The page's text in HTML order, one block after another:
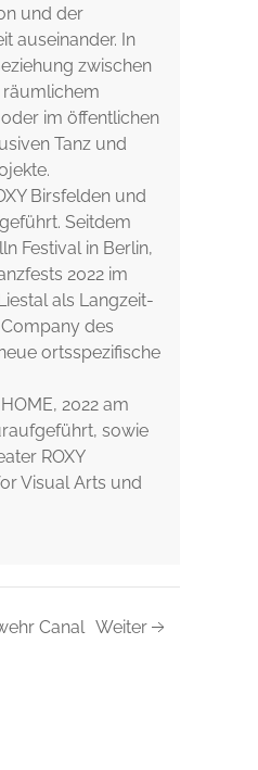
und der
auseinander. In
zwischen
im öffentlichen
Tanz und
Birsfelden und
Seitdem
Festival in Berlin,
2022 im
als Langzeit-
des
ortsspezifische
2022 am
sowie
ROXY
Visual Arts und
Canal Weiter